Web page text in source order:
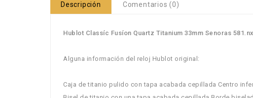
Descripción Comentarios (0)
Hublot Classíc Fusíon Quartz Titanium 33mm Senoras
Alguna información del reloj Hublot original:
Caja de titanio pulido con tapa acabada cepillada Centro